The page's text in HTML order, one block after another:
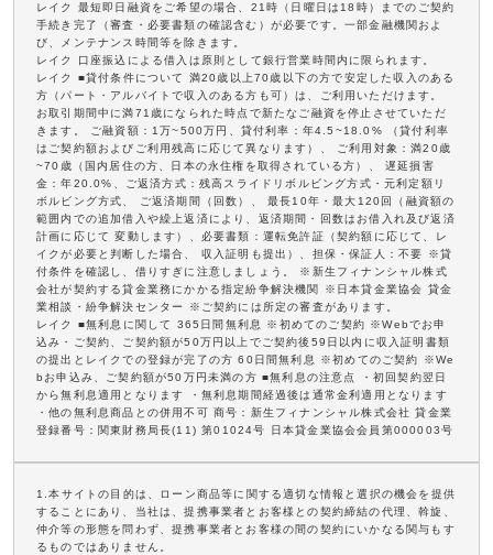
レイク 最短即日融資をご希望の場合、21時（日曜日は18時）までのご契約
手続き完了（審査・必要書類の確認含む）が必要です。一部金融機関およ
び、メンテナンス時間等を除きます。
レイク 口座振込による借入は原則として銀行営業時間内に限られます。
レイク ■貸付条件について 満20歳以上70歳以下の方で安定した収入のある
方（パート・アルバイトで収入のある方も可）は、ご利用いただけます。
お取引期間中に満71歳になられた時点で新たなご融資を停止させていただ
きます。 ご融資額：1万~500万円、貸付利率：年4.5~18.0% （貸付利率
はご契約額およびご利用残高に応じて異なります）、 ご利用対象：満20歳
~70歳（国内居住の方、日本の永住権を取得されている方）、 遅延損害
金：年20.0%、ご返済方式：残高スライドリボルビング方式・元利定額リ
ボルビング方式、 ご返済期間（回数）、 最長10年・最大120回（融資額の
範囲内での追加借入や繰上返済により、返済期間・回数はお借入れ及び返済
計画に応じて 変動します）、必要書類：運転免許証（契約額に応じて、レ
イクが必要と判断した場合、 収入証明も提出）、担保・保証人：不要 ※貸
付条件を確認し、借りすぎに注意しましょう。 ※新生フィナンシャル株式
会社が契約する貸金業務にかかる指定紛争解決機関 ※日本貸金業協会 貸金
業相談・紛争解決センター ※ご契約には所定の審査があります。
レイク ■無利息に関して 365日間無利息 ※初めてのご契約 ※Webでお申
込み・ご契約、ご契約額が50万円以上でご契約後59日以内に収入証明書類
の提出とレイクでの登録が完了の方 60日間無利息 ※初めてのご契約 ※We
bお申込み、ご契約額が50万円未満の方 ■無利息の注意点 ・初回契約翌日
から無利息適用となります ・無利息期間経過後は通常金利適用となります
・他の無利息商品との併用不可 商号：新生フィナンシャル株式会社 貸金業
登録番号：関東財務局長(11) 第01024号 日本貸金業協会会員第000003号
1.本サイトの目的は、ローン商品等に関する適切な情報と選択の機会を提供
することにあり、当社は、提携事業者とお客様との契約締結の代理、斡旋、
仲介等の形態を問わず、提携事業者とお客様の間の契約にいかなる関与もす
るものではありません。